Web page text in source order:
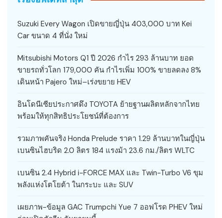
Suzuki Every Wagon เปิดขายญี่ปุ่น 403,000 บาท Kei
Car ขนาด 4 ที่นั่ง ใหม่
Mitsubishi Motors Q1 ปี 2026 กำไร 293 ล้านบาท ยอด
ขายรถทั่วโลก 179,000 คัน กำไรเพิ่ม 100% ขายลดลง 8%
เดินหน้า Pajero ใหม่–เร่งขยาย HEV
อินโดนีเซียประกาศดึง TOYOTA ย้ายฐานผลิตหลักจากไทย
พร้อมให้ทุกสิทธิประโยชน์ที่ต้องการ
รวมภาพคันจริง Honda Prelude ราคา 1.29 ล้านบาทในญี่ปุ่น
เบนซินไฮบริด 2.0 ลิตร 184 แรงม้า 23.6 กม./ลิตร WLTC
เบนซิน 2.4 Hybrid i-FORCE MAX และ Twin-Turbo V6 ขุม
พลังแห่งโตโยต้า ในกระบะ และ SUV
เผยภาพ-ข้อมูล GAC Trumpchi Yue 7 ออฟโรด PHEV ใหม่